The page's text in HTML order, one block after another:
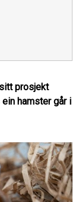
prosjekt
hamster går i